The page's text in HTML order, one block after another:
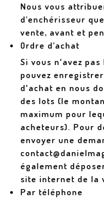
Nous vous
d’enchérisseur
vente, avant et
Ordre d’achat
Si vous n'avez
pouvez
d'achat en nous
des lots (le
maximum pour
acheteurs). Pour
envoyer une
également
site internet de la
Par téléphone